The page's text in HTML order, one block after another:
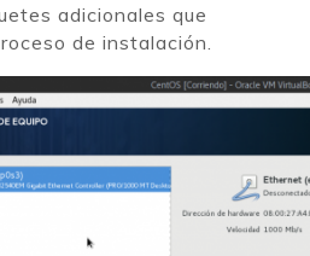
adicionales que
de instalación.